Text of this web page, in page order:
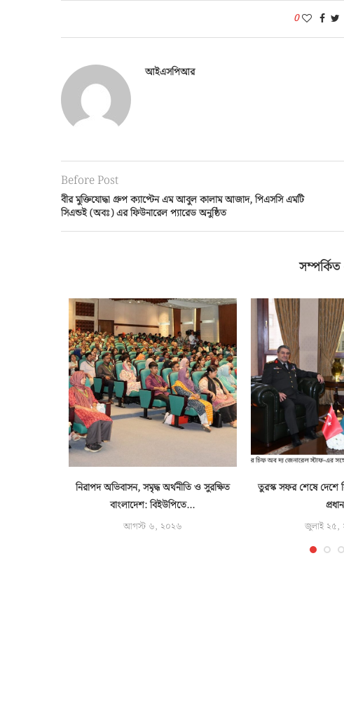
0
আইএসপিআর
Before Post
বীর মুক্তিযোদ্ধা গ্রুপ ক্যাপ্টেন এম আবুল কালাম আজাদ, পিএসসি এমটি
সিএন্ডই (অবঃ) এর ফিউনারেল প্যারেড অনুষ্ঠিত
নিরাপদ অভিবাসন, সমৃদ্ধ অর্থনীতি ও সুরক্ষিত
বাংলাদেশ: বিইউপিতে...
আগস্ট ৬, ২০২৬
তুরস্ক সফর শেষে দেশে
প্রধান
জুলাই ২৫,